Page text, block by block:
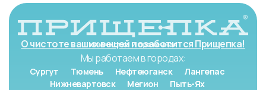
О чистоте ваших вещей позаботится Прищепка!
Мы работаем в городах:
Сургут Тюмень Нефтеюганск
Лангепас
Нижневартовск
Мегион Пыть-Ях